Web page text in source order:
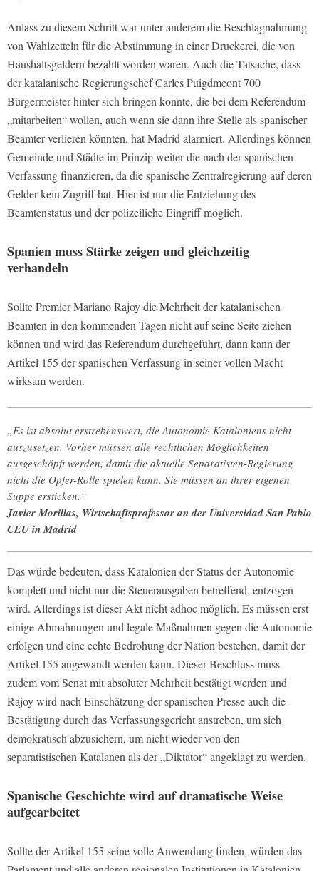
Anlass zu diesem Schritt war unter anderem die Beschlagnahmung
von Wahlzetteln für die Abstimmung in einer Druckerei, die von
Haushaltsgeldern bezahlt worden waren. Auch die Tatsache, dass
der katalanische Regierungschef Carles Puigdmeont 700
Bürgermeister hinter sich bringen konnte, die bei dem Referendum
„mitarbeiten“ wollen, auch wenn sie dann ihre Stelle als spanischer
Beamter verlieren könnten, hat Madrid alarmiert. Allerdings können
Gemeinde und Städte im Prinzip weiter die nach der spanischen
Verfassung finanzieren, da die spanische Zentralregierung auf deren
Gelder kein Zugriff hat. Hier ist nur die Entziehung des
Beamtenstatus und der polizeiliche Eingriff möglich.
Spanien muss Stärke zeigen und gleichzeitig
verhandeln
Sollte Premier Mariano Rajoy die Mehrheit der katalanischen
Beamten in den kommenden Tagen nicht auf seine Seite ziehen
können und wird das Referendum durchgeführt, dann kann der
Artikel 155 der spanischen Verfassung in seiner vollen Macht
wirksam werden.
„Es ist absolut erstrebenswert, die Autonomie Kataloniens nicht
auszusetzen. Vorher müssen alle rechtlichen Möglichkeiten
ausgeschöpft werden, damit die aktuelle Separatisten-Regierung
nicht die Opfer-Rolle spielen kann. Sie müssen an ihrer eigenen
Suppe ersticken.“
Javier Morillas, Wirtschaftsprofessor an der Universidad San Pablo
CEU in Madrid
Das würde bedeuten, dass Katalonien der Status der Autonomie
komplett und nicht nur die Steuerausgaben betreffend, entzogen
wird. Allerdings ist dieser Akt nicht adhoc möglich. Es müssen erst
einige Abmahnungen und legale Maßnahmen gegen die Autonomie
erfolgen und eine echte Bedrohung der Nation bestehen, damit der
Artikel 155 angewandt werden kann. Dieser Beschluss muss
zudem vom Senat mit absoluter Mehrheit bestätigt werden und
Rajoy wird nach Einschätzung der spanischen Presse auch die
Bestätigung durch das Verfassungsgericht anstreben, um sich
demokratisch abzusichern, um nicht wieder von den
separatistischen Katalanen als der „Diktator“ angeklagt zu werden.
Spanische Geschichte wird auf dramatische Weise
aufgearbeitet
Sollte der Artikel 155 seine volle Anwendung finden, würden das